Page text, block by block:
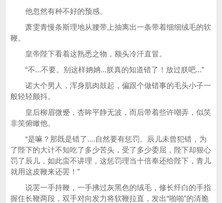
他忽然有种不好的预感。
萧雯青慢条斯理地从腰带上抽离出一条带着细细绒毛的软
鞭。
皇帝陛下看着这熟悉之物，额头冷汗直冒。
“不...不要。别这样姌姌...朕真的知道错了！放过朕吧...”
诺大个男人，浑身肌肉鼓起，偏跟个做错事的毛头小子一
般轻轻颤抖。
皇后柳眉微蹙，杏眸平静无波，而后带着些许嘲弄，似笑
非笑俯瞰他。
“是嘛？那既是错了....自然要有惩罚。辰儿未曾犯错，为
了陛下的大计不知吃了多少苦头，受了多少委屈，陛下却狠心
罚了辰儿，如此蛮不讲理，这惩罚理当十倍奉还给陛下，青儿
就用这皮鞭来还罢！”
说罢一手持鞭，一手拂过灰黑色的绒毛，修长纤白的手指
握住长鞭两段，双手对向发力将软鞭拉直，发出“啪啪”的清脆